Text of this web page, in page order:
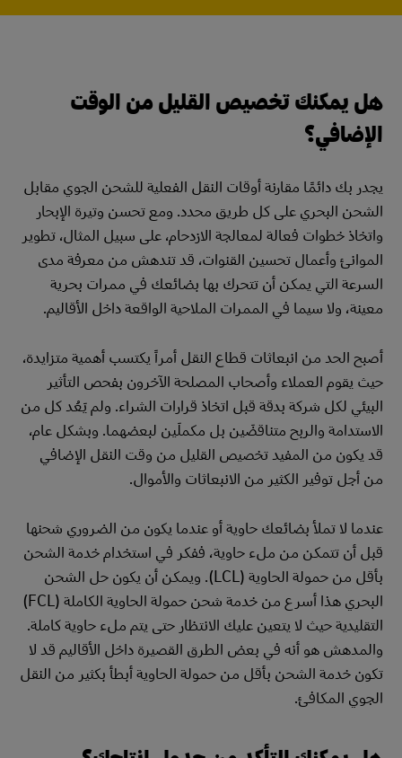
هل يمكنك تخصيص القليل من الوقت
الإضافي؟
يجدر بك دائمًا مقارنة أوقات النقل الفعلية للشحن الجوي مقابل
الشحن البحري على كل طريق محدد. ومع تحسن وتيرة الإبحار
واتخاذ خطوات فعالة لمعالجة الازدحام، على سبيل المثال، تطوير
الموانئ وأعمال تحسين القنوات، قد تندهش من معرفة مدى
السرعة التي يمكن أن تتحرك بها بضائعك في ممرات بحرية
معينة، ولا سيما في الممرات الملاحية الواقعة داخل الأقاليم.
أصبح الحد من انبعاثات قطاع النقل أمراً يكتسب أهمية متزايدة،
حيث يقوم العملاء وأصحاب المصلحة الآخرون بفحص التأثير
البيئي لكل شركة بدقة قبل اتخاذ قرارات الشراء. ولم يَعُد كل من
الاستدامة والربح متناقضَين بل مكملَين لبعضهما. وبشكل عام،
قد يكون من المفيد تخصيص القليل من وقت النقل الإضافي
من أجل توفير الكثير من الانبعاثات والأموال.
عندما لا تملأ بضائعك حاوية أو عندما يكون من الضروري شحنها
قبل أن تتمكن من ملء حاوية، ففكر في استخدام خدمة الشحن
بأقل من حمولة الحاوية (LCL). ويمكن أن يكون حل الشحن
البحري هذا أسرع من خدمة شحن حمولة الحاوية الكاملة (FCL)
التقليدية حيث لا يتعين عليك الانتظار حتى يتم ملء حاوية كاملة.
والمدهش هو أنه في بعض الطرق القصيرة داخل الأقاليم قد لا
تكون خدمة الشحن بأقل من حمولة الحاوية أبطأ بكثير من النقل
الجوي المكافئ.